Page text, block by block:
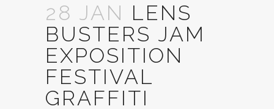
28 JAN LENS
BUSTERS JAM
EXPOSITION
FESTIVAL
GRAFFITI